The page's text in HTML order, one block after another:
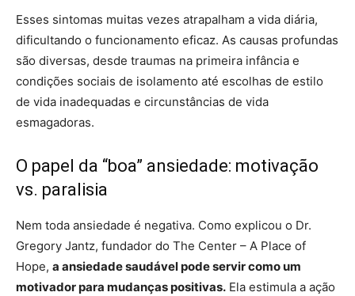
Esses sintomas muitas vezes atrapalham a vida diária,
dificultando o funcionamento eficaz. As causas profundas
são diversas, desde traumas na primeira infância e
condições sociais de isolamento até escolhas de estilo
de vida inadequadas e circunstâncias de vida
esmagadoras.
O papel da “boa” ansiedade: motivação
vs. paralisia
Nem toda ansiedade é negativa. Como explicou o Dr.
Gregory Jantz, fundador do The Center – A Place of
Hope, a ansiedade saudável pode servir como um
motivador para mudanças positivas. Ela estimula a ação